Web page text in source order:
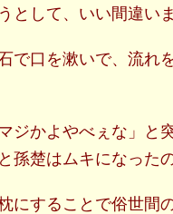
として、いい間違い
で口を漱いで、流れ
ジかよやべぇな」と
孫楚はムキになった
にすることで俗世間